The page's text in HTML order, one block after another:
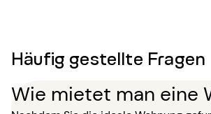
Häufig gestellte Fragen
Wie mietet man eine